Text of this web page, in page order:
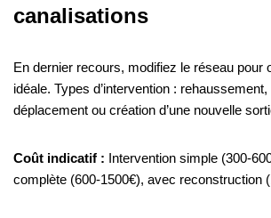
canalisations
En dernier recours, modifiez le réseau pour
idéale. Types d’intervention :
déplacement ou création d’une nouvelle
Coût indicatif : Intervention simple (300-
complète (600-1500€), avec reconstruction